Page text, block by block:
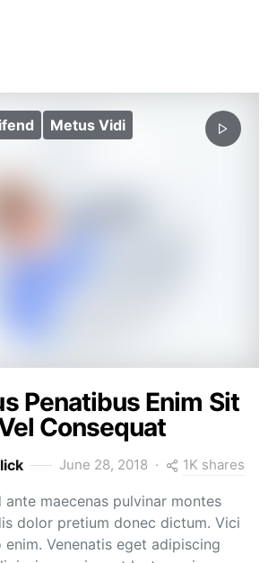
Metus Vidi
Penatibus Enim Sit
Consequat
June 28, 2018 1K shares
ante maecenas pulvinar montes
dolor pretium donec dictum. Vici
Venenatis eget adipiscing